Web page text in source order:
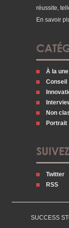
réussite,
En savoir
À la une
Conseil
Non
Portrait
Twitter
RSS
SUCCESS